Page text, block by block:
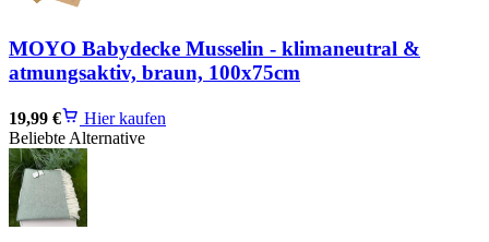
MOYO Babydecke Musselin - klimaneutral &
atmungsaktiv, braun, 100x75cm
19,99 €
Hier kaufen
Beliebte Alternative